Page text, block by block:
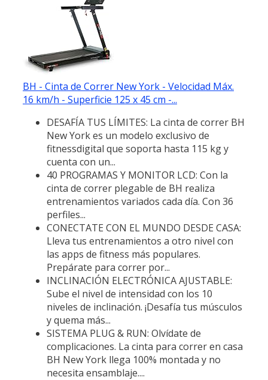
BH - Cinta de Correr New York - Velocidad Máx.
16 km/h - Superficie 125 x 45 cm -...
DESAFÍA TUS LÍMITES: La cinta de correr BH
New York es un modelo exclusivo de
fitnessdigital que soporta hasta 115 kg y
cuenta con un...
40 PROGRAMAS Y MONITOR LCD: Con la
cinta de correr plegable de BH realiza
entrenamientos variados cada día. Con 36
perfiles...
CONECTATE CON EL MUNDO DESDE CASA:
Lleva tus entrenamientos a otro nivel con
las apps de fitness más populares.
Prepárate para correr por...
INCLINACIÓN ELECTRÓNICA AJUSTABLE:
Sube el nivel de intensidad con los 10
niveles de inclinación. ¡Desafía tus músculos
y quema más...
SISTEMA PLUG & RUN: Olvídate de
complicaciones. La cinta para correr en casa
BH New York llega 100% montada y no
necesita ensamblaje....